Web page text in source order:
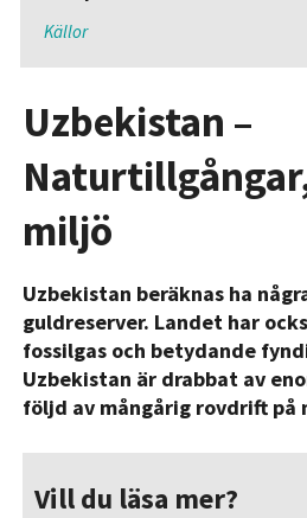
Källor
Uzbekistan –
miljö
Uzbekistan beräknas ha
guldreserver. Landet har
fossilgas och betydande
Uzbekistan är drabbat av
följd av mångårig rovdrift på
Vill du läsa mer?